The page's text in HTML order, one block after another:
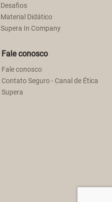
Desafios
Material Didático
Supera In Company
Fale conosco
Fale conosco
Contato Seguro - Canal de Ética
Supera